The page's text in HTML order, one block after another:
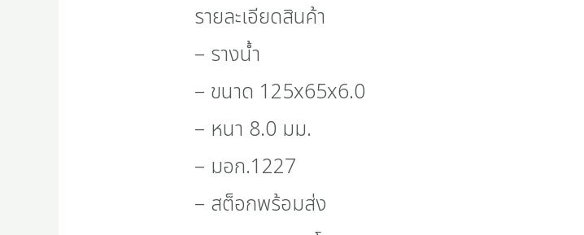
รายละเอียดสินค้า
– รางน้ำ
– ขนาด 125x65x6.0
– หนา 8.0 มม.
– มอก.1227
– สต็อกพร้อมส่ง